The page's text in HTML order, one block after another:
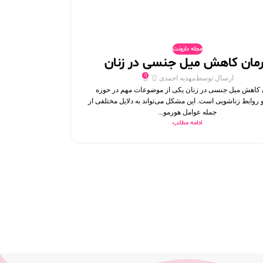
مجله دارونت
کاهش میل جنسی در زنان
ارسال توسطمهدیه احمدی 0
کاهش میل جنسی در زنان یکی از موضوعات مهم در حوزه
زناشویی است. این مشکل می‌تواند به دلایل مختلفی از
جمله عوامل هورمو...
ادامه مطلب